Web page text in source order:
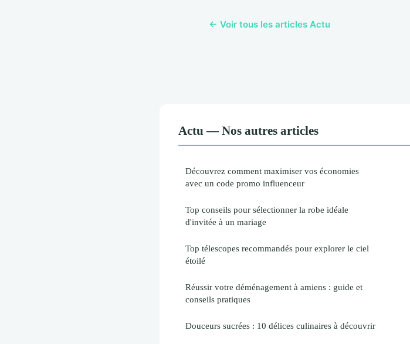
← Voir tous les articles Actu
Actu — Nos autres articles
Découvrez comment maximiser vos économies
avec un code promo influenceur
Top conseils pour sélectionner la robe idéale
d'invitée à un mariage
Top télescopes recommandés pour explorer le ciel
étoilé
Réussir votre déménagement à amiens : guide et
conseils pratiques
Douceurs sucrées : 10 délices culinaires à découvrir